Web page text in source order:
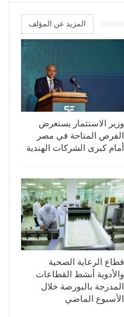
المزيد عن المؤلف
وزير الاستثمار يستعرض
الفرص المتاحة في مصر
أمام كبرى الشركات الهندية
قطاع الرعاية الصحية
والأدوية أنشط القطاعات
المدرجة بالبورصة خلال
الأسبوع الماضي